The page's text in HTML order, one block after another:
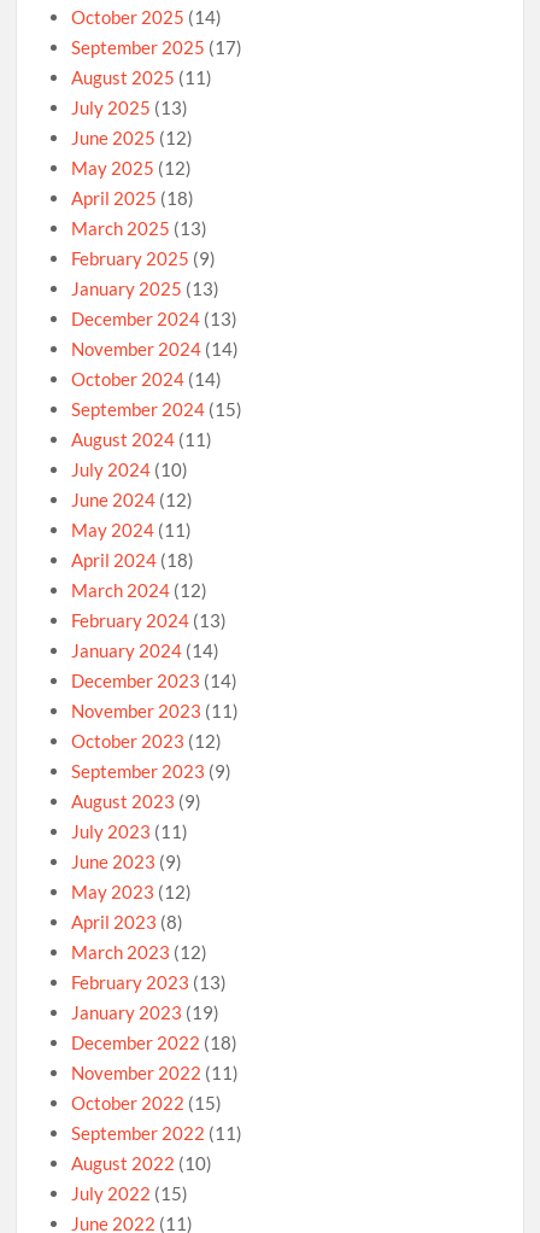
October 2025 (14)
September 2025 (17)
August 2025 (11)
July 2025 (13)
June 2025 (12)
May 2025 (12)
April 2025 (18)
March 2025 (13)
February 2025 (9)
January 2025 (13)
December 2024 (13)
November 2024 (14)
October 2024 (14)
September 2024 (15)
August 2024 (11)
July 2024 (10)
June 2024 (12)
May 2024 (11)
April 2024 (18)
March 2024 (12)
February 2024 (13)
January 2024 (14)
December 2023 (14)
November 2023 (11)
October 2023 (12)
September 2023 (9)
August 2023 (9)
July 2023 (11)
June 2023 (9)
May 2023 (12)
April 2023 (8)
March 2023 (12)
February 2023 (13)
January 2023 (19)
December 2022 (18)
November 2022 (11)
October 2022 (15)
September 2022 (11)
August 2022 (10)
July 2022 (15)
June 2022 (11)